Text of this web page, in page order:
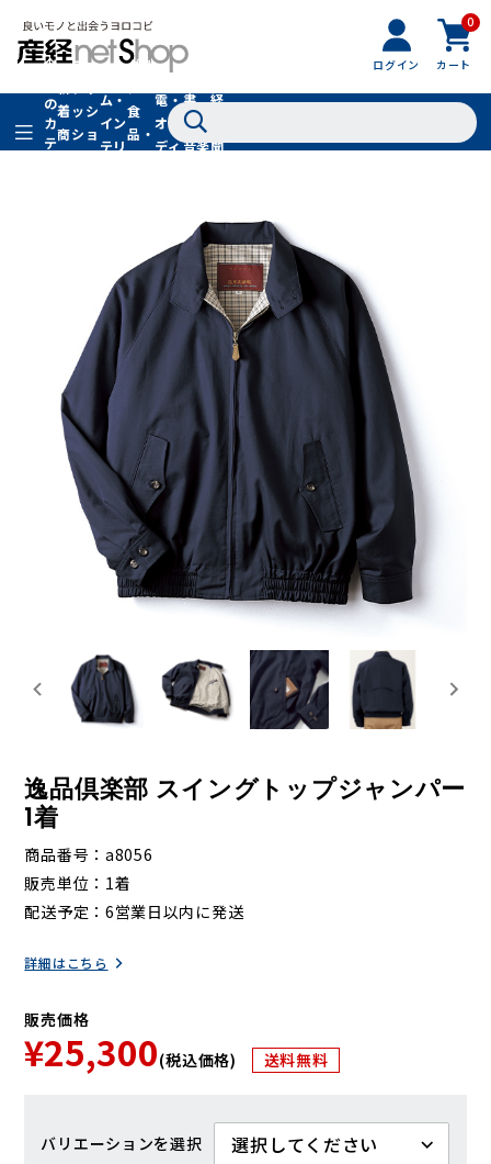
ログイン
0
カート
全
の
カ
テ
着
商
品
フ
ッ
シ
ョ
フ
ァ
シ
ョ
ン
ム・
イン
テリ
グル
食
品・
ドリ
家
電・
オー
ディ
書
籍・
音楽
経
聞
逸品倶楽部 スイングトップジャンパー
1着
商品番号
a8056
販売単位
1着
配送予定
6営業日以内に発送
詳細はこちら
販売価格
¥25,300(税込価格) 送料無料
バリエーション